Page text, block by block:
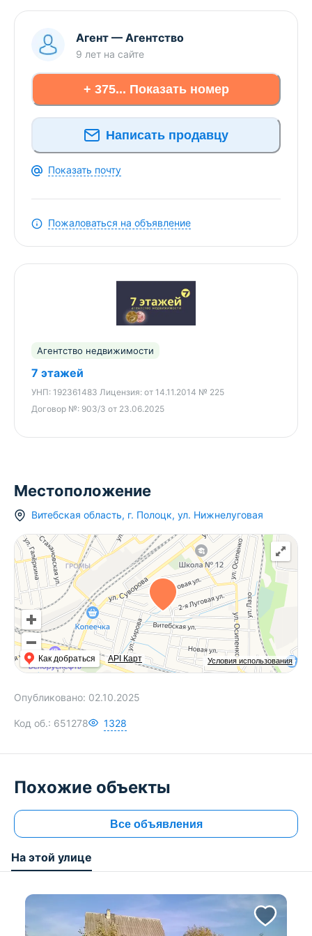
Агент — Агентство
9 лет на сайте
+ 375... Показать номер
Написать продавцу
Показать почту
Пожаловаться на объявление
Агентство недвижимости
7 этажей
УНП: 192361483 Лицензия: от 14.11.2014 № 225
Договор №: 903/3 от 23.06.2025
Местоположение
Витебская область, г. Полоцк, ул. Нижнелуговая
Условия использования
Как добраться API Карт
Опубликовано: 02.10.2025
Код об.: 651278 1328
Похожие объекты
Все объявления
На этой улице